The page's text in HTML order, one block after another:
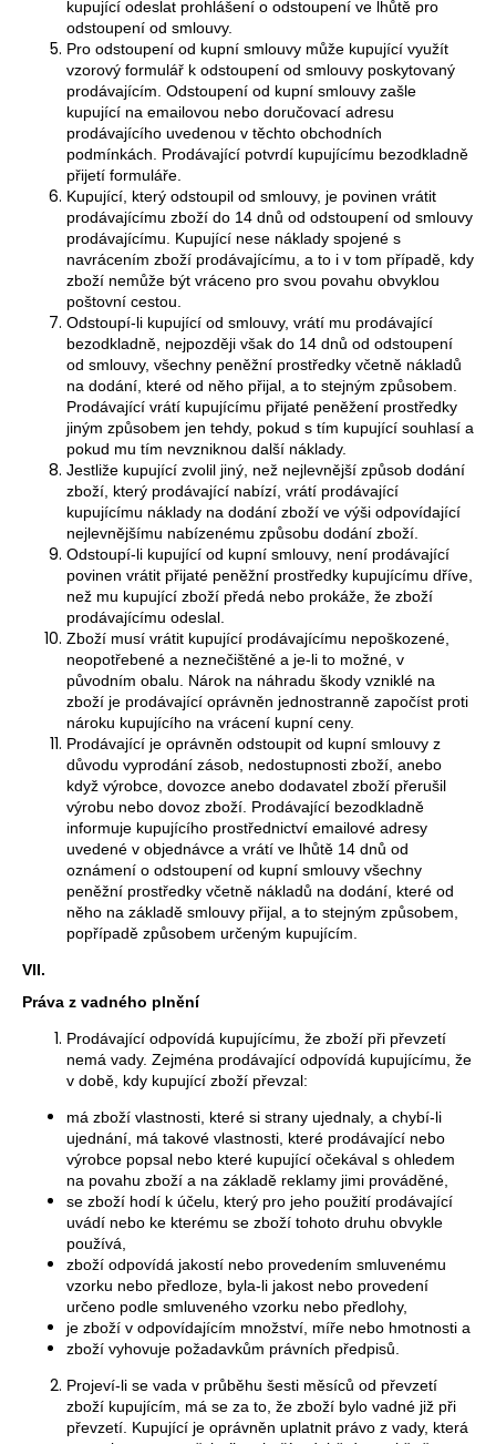
kupující odeslat prohlášení o odstoupení ve lhůtě pro
odstoupení od smlouvy.
Pro odstoupení od kupní smlouvy může kupující využít
vzorový formulář k odstoupení od smlouvy poskytovaný
prodávajícím. Odstoupení od kupní smlouvy zašle
kupující na emailovou nebo doručovací adresu
prodávajícího uvedenou v těchto obchodních
podmínkách. Prodávající potvrdí kupujícímu bezodkladně
přijetí formuláře.
Kupující, který odstoupil od smlouvy, je povinen vrátit
prodávajícímu zboží do 14 dnů od odstoupení od smlouvy
prodávajícímu. Kupující nese náklady spojené s
navrácením zboží prodávajícímu, a to i v tom případě, kdy
zboží nemůže být vráceno pro svou povahu obvyklou
poštovní cestou.
Odstoupí-li kupující od smlouvy, vrátí mu prodávající
bezodkladně, nejpozději však do 14 dnů od odstoupení
od smlouvy, všechny peněžní prostředky včetně nákladů
na dodání, které od něho přijal, a to stejným způsobem.
Prodávající vrátí kupujícímu přijaté peněžení prostředky
jiným způsobem jen tehdy, pokud s tím kupující souhlasí a
pokud mu tím nevzniknou další náklady.
Jestliže kupující zvolil jiný, než nejlevnější způsob dodání
zboží, který prodávající nabízí, vrátí prodávající
kupujícímu náklady na dodání zboží ve výši odpovídající
nejlevnějšímu nabízenému způsobu dodání zboží.
Odstoupí-li kupující od kupní smlouvy, není prodávající
povinen vrátit přijaté peněžní prostředky kupujícímu dříve,
než mu kupující zboží předá nebo prokáže, že zboží
prodávajícímu odeslal.
Zboží musí vrátit kupující prodávajícímu nepoškozené,
neopotřebené a neznečištěné a je-li to možné, v
původním obalu. Nárok na náhradu škody vzniklé na
zboží je prodávající oprávněn jednostranně započíst proti
nároku kupujícího na vrácení kupní ceny.
Prodávající je oprávněn odstoupit od kupní smlouvy z
důvodu vyprodání zásob, nedostupnosti zboží, anebo
když výrobce, dovozce anebo dodavatel zboží přerušil
výrobu nebo dovoz zboží. Prodávající bezodkladně
informuje kupujícího prostřednictví emailové adresy
uvedené v objednávce a vrátí ve lhůtě 14 dnů od
oznámení o odstoupení od kupní smlouvy všechny
peněžní prostředky včetně nákladů na dodání, které od
něho na základě smlouvy přijal, a to stejným způsobem,
popřípadě způsobem určeným kupujícím.
VII.
Práva z vadného plnění
Prodávající odpovídá kupujícímu, že zboží při převzetí
nemá vady. Zejména prodávající odpovídá kupujícímu, že
v době, kdy kupující zboží převzal:
má zboží vlastnosti, které si strany ujednaly, a chybí-li
ujednání, má takové vlastnosti, které prodávající nebo
výrobce popsal nebo které kupující očekával s ohledem
na povahu zboží a na základě reklamy jimi prováděné,
se zboží hodí k účelu, který pro jeho použití prodávající
uvádí nebo ke kterému se zboží tohoto druhu obvykle
používá,
zboží odpovídá jakostí nebo provedením smluvenému
vzorku nebo předloze, byla-li jakost nebo provedení
určeno podle smluveného vzorku nebo předlohy,
je zboží v odpovídajícím množství, míře nebo hmotnosti a
zboží vyhovuje požadavkům právních předpisů.
Projeví-li se vada v průběhu šesti měsíců od převzetí
zboží kupujícím, má se za to, že zboží bylo vadné již při
převzetí. Kupující je oprávněn uplatnit právo z vady, která